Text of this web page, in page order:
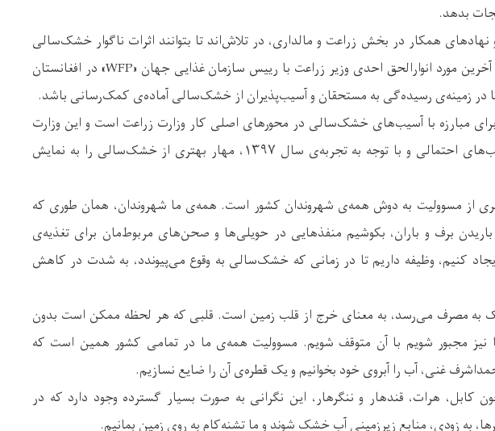
بدهد.
نهادهای همکار در بخش زراعت و مالداری، در تلاش‌اند تا بتوانند اثرات ناگوار خشک‌سالی
احتمالی را دفع کنند. در آخرین مورد انوارالحق احدی وزیر زراعت با رییس سازمان غذایی جهان «WFP» در افغانستان
تا در زمینه‌ی رسیده‌گی به مستحقان و آسیب‌پذیران از خشک‌سالی آماده‌ی کمک‌رسانی باشد.
برای مبارزه با آسیب‌های خشک‌سالی در محورهای اصلی کار وزارت زراعت است و این وزارت
می‌خواهد با توجه به آسیب‌های احتمالی و با توجه به تجربه‌ی سال ۱۳۹۷، مهار بهتری از خشک‌سالی را به نمایش
از مسوولیت به دوش همه‌ی شهروندان کشور است. همه‌ی ما شهروندان، همان طوری که
برف و باران، بکوشیم منفذهایی در حویلی‌ها و صحن‌های مربوط‌مان برای تغذیه‌ی
کنیم، وظیفه داریم تا در زمانی که خشک‌سالی به وقوع می‌پیوندد، به شدت در کاهش
مصرف می‌رسد، به معنای خرج از قلب زمین است. قلبی که هر لحظه ممکن است بدون
نیز مجبور شویم با آن متوقف شویم. مسوولیت همه‌ی ما در تمامی کشور همین است که
غنی، آب را آبروی خود بخوانیم و یک قطره‌ی آن را ضایع نسازیم.
هرات، قندهار و ننگرهار، این نگرانی به صورت بسیار گسترده وجود دارد که در
به زودی، منابع زیرزمینی آب خشک شوند و ما تشنه‌کام به روی زمین بمانیم.